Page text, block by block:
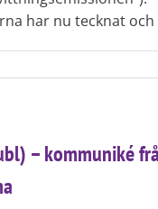
har nu tecknat och
– kommuniké